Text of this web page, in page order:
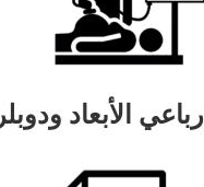
الأبعاد ودوبلر